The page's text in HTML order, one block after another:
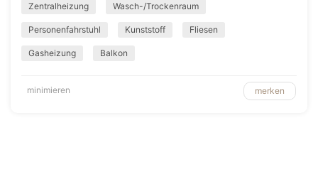
Zentralheizung Wasch-/Trockenraum
Personenfahrstuhl Kunststoff Fliesen
Gasheizung Balkon
minimieren merken